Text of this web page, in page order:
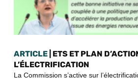
ARTICLE | ETS ET PLAN
L’ÉLECTRIFICATION
La Commission s’active sur